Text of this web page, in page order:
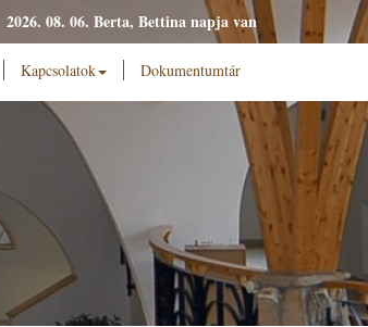
2026. 08. 06. Berta, Bettina napja van
Kapcsolatok Dokumentumtár